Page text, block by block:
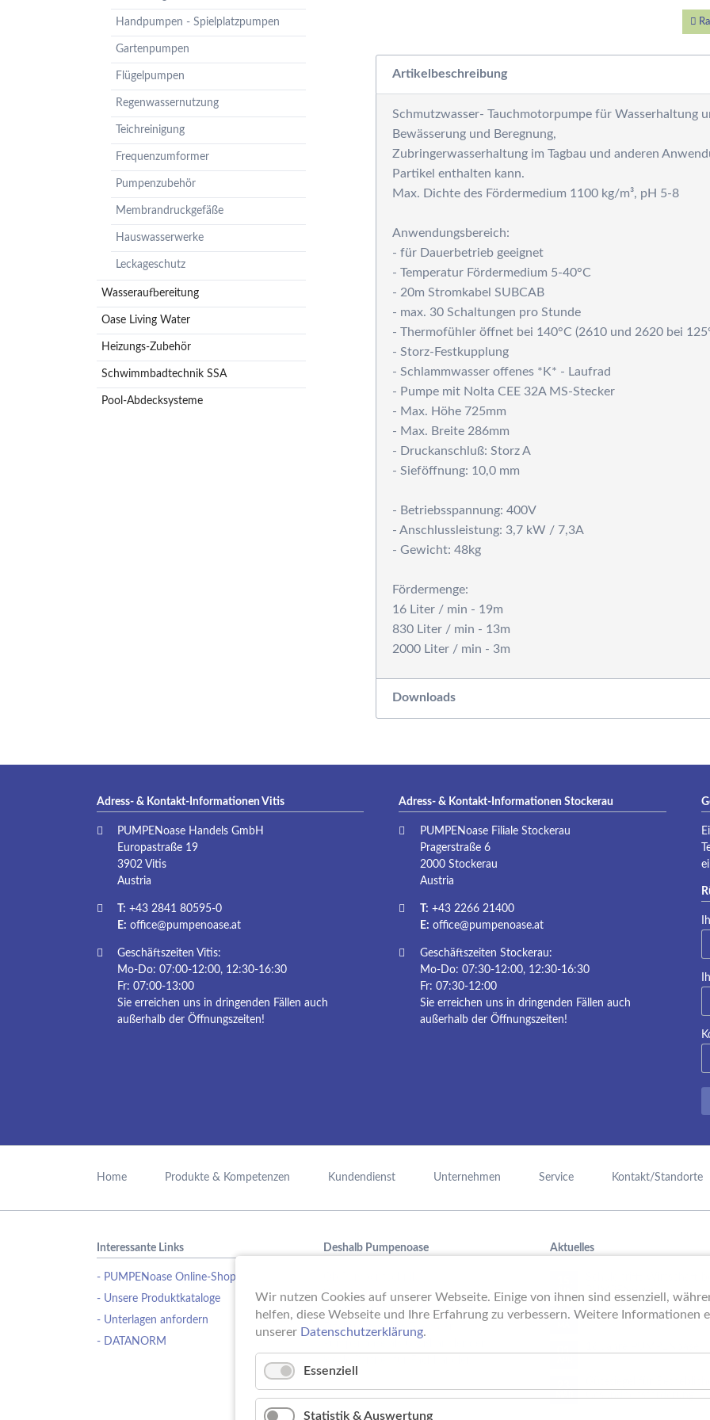
Pumpenzubehör
Membrandruckgefäße
Leckageschutz
Artikelbeschreibung
Schmutzwasser- Tauchmotorpumpe für Wasserhaltung
Bewässerung und Beregnung,
Zubringerwasserhaltung im Tagbau und anderen
Partikel enthalten kann.
Max. Dichte des Fördermedium 1100 kg/m³, pH 5-8
Anwendungsbereich:
- für Dauerbetrieb geeignet
- Temperatur Fördermedium 5-40°C
- 20m Stromkabel SUBCAB
- max. 30 Schaltungen pro Stunde
- Thermofühler öffnet bei 140°C (2610 und 2620 bei
- Storz-Festkupplung
- Schlammwasser offenes *K* - Laufrad
- Pumpe mit Nolta CEE 32A MS-Stecker
- Max. Höhe 725mm
- Max. Breite 286mm
- Druckanschluß: Storz A
- Sieföffnung: 10,0 mm
- Betriebsspannung: 400V
- Anschlussleistung: 3,7 kW / 7,3A
- Gewicht: 48kg
Fördermenge:
16 Liter / min - 19m
830 Liter / min - 13m
Downloads
Handpumpen - Spielplatzpumpen
Gartenpumpen
Flügelpumpen
Regenwassernutzung
Teichreinigung
Frequenzumformer
Pumpenzubehör
Membrandruckgefäße
Hauswasserwerke
Leckageschutz
Wasseraufbereitung
Oase Living Water
Heizungs-Zubehör
Schwimmbadtechnik SSA
Pool-Abdecksysteme
Adress- & Kontakt-Informationen Vitis
PUMPENoase Handels GmbH
Europastraße 19
3902 Vitis
Austria
T: +43 2841 80595-0
E: office@pumpenoase.at
Geschäftszeiten Vitis:
Mo-Do: 07:00-12:00, 12:30-16:30
Fr: 07:00-13:00
Sie erreichen uns in dringenden Fällen auch
außerhalb der Öffnungszeiten!
Adress- & Kontakt-Informationen Stockerau
PUMPENoase Filiale Stockerau
Pragerstraße 6
2000 Stockerau
Austria
T: +43 2266 21400
E: office@pumpenoase.at
Geschäftszeiten Stockerau:
Mo-Do: 07:30-12:00, 12:30-16:30
Fr: 07:30-12:00
Sie erreichen uns in dringenden Fällen auch
außerhalb der Öffnungszeiten!
überspringen
Home Produkte & Kompetenzen Kundendienst Unternehmen Service Kontakt/Standorte
Interessante Links
- PUMPENoase Online-Shop
- Unsere Produktkataloge
- Unterlagen anfordern
- DATANORM
Deshalb Pumpenoase
Wasseraufbereitung oder
Schwimmbadtechnik – mit viel
Erfahrung ist das Team der
Aktuelles
JUN
PUMPENoase!
18. Vortrag IT-Sicherheit
01.
Gesundheitsförderung
Wir nutzen Cookies auf unserer Webseite. Einige von ihnen sind essenziell,
helfen, diese Webseite und Ihre Erfahrung zu verbessern. Weitere Informationen
unserer Datenschutzerklärung.
Essenziell
Statistik & Auswertung